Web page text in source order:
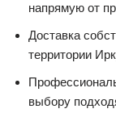
напрямую от
Доставка
территории
выбору